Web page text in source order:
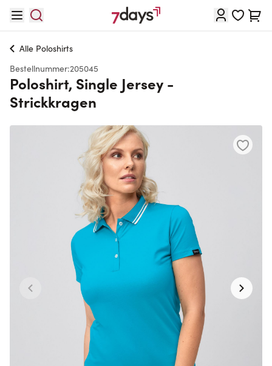
Alle Poloshirts
Bestellnummer:205045
Poloshirt, Single Jersey -
Strickkragen